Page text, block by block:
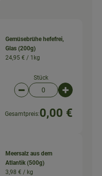
Gemüsebrühe hefefrei,
Glas (200g)
24,95 € / 1kg
Stück
Artikelanzahl
Gesamtpreis:0,00 €
Meersalz aus dem
Atlantik (500g)
3,98 € / kg